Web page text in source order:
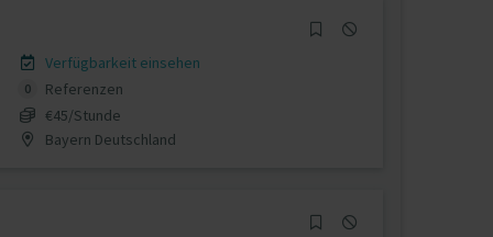
Verfügbarkeit einsehen
0
Referenzen
€45/Stunde
Bayern Deutschland